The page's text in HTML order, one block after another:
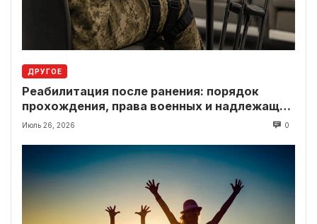
ДРУГОЕ
Реабилитация после ранения: порядок
прохождения, права военных и надлежащие
выплаты
Июль 26, 2026 0